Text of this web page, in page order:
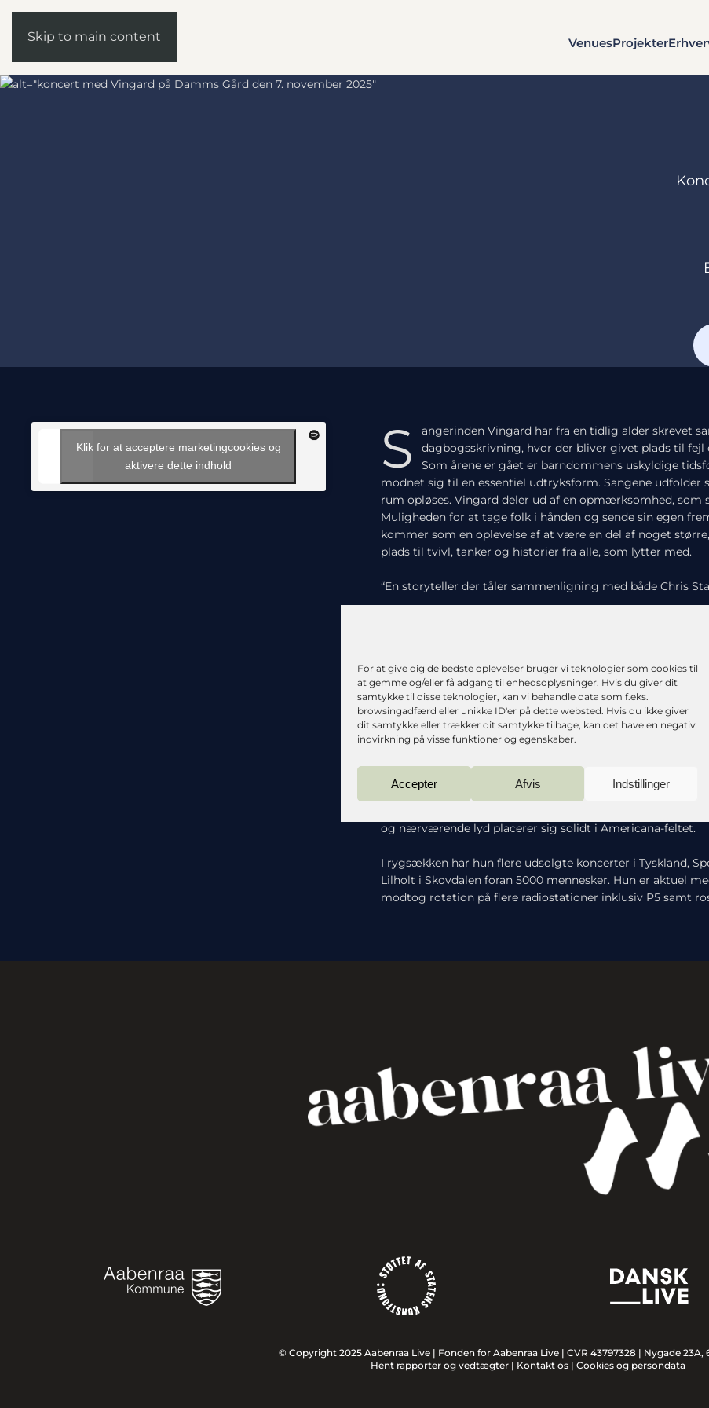
For at give dig de bedste oplevelser bruger vi teknologier som cookies til
at gemme og/eller få adgang til enhedsoplysninger. Hvis du giver dit
samtykke til disse teknologier, kan vi behandle data som f.eks.
browsingadfærd eller unikke ID'er på dette websted. Hvis du ikke giver
dit samtykke eller trækker dit samtykke tilbage, kan det have en negativ
indvirkning på visse funktioner og egenskaber.
Accepter Afvis Indstillinger
Skip to main content VenuesProjekter
Klik for at acceptere marketingcookies og
aktivere dette indhold
S
angerinden Vingard har fra en tidlig alder skrevet
dagbogsskrivning, hvor der bliver givet plads til fejl
Som årene er gået er barndommens uskyldige
modnet sig til en essentiel udtryksform. Sangene
rum opløses. Vingard deler ud af en opmærksomhed,
Muligheden for at tage folk i hånden og sende sin egen
kommer som en oplevelse af at være en del af noget
plads til tvivl, tanker og historier fra alle, som lytter med.
“En storyteller der tåler sammenligning med både Chris
I en alder af 9 år begyndte Vingard at skrive sange. Siden
at spille guitar. Allerede som 15-årig brød hun
lod dette være startskuddet til en spirende karriere i
sikrede hun i sommeren 2021 titlen som Årets Nordjyske
haft flereoptrædener på både TV og i radioen.
”Vingards musik sætter lytteren i fokus på en måde, hvor
Lytter man til Vingards bagkatalog, er der ingen tvivl om,
grænseland. I 2021 bosatte hun sig i Berlin og her skrev
vokset fra den lille pige i de blomstrede kjoler, som ikke
tider grimmere udtryk.” Det tør siges at
og nærværende lyd placerer sig solidt i Americana-feltet.
I rygsækken har hun flere udsolgte koncerter i Tyskland,
Lilholt i Skovdalen foran 5000 mennesker. Hun er aktuel
modtog rotation på flere radiostationer inklusiv P5 samt
© Copyright 2025 Aabenraa Live | Fonden for Aabenraa Live | CVR 43797328 | Nygade 23A,
Hent rapporter og vedtægter| Kontakt os| Cookies og persondata